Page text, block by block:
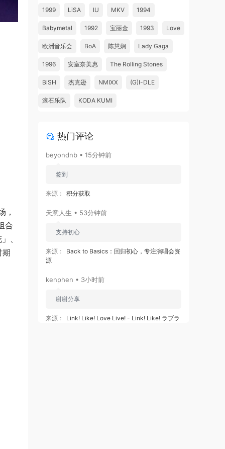
，
合
、
期
1999 LiSA IU MKV 1994
Babymetal 1992 宝丽金 1993 Love
欧洲音乐会 BoA 陈慧娴 Lady Gaga
1996 安室奈美惠 The Rolling Stones
BiSH 杰克逊 NMIXX (G)I-DLE
滚石乐队 KODA KUMI
热门评论
beyondnb • 15分钟前
签到
来源： 积分获取
天意人生 • 53分钟前
支持初心
来源：
Back to Basics：回归初心，专注演唱会资
源
kenphen • 3小时前
谢谢分享
来源：
Link! Like! Love Live! - Link! Like! ラブラ